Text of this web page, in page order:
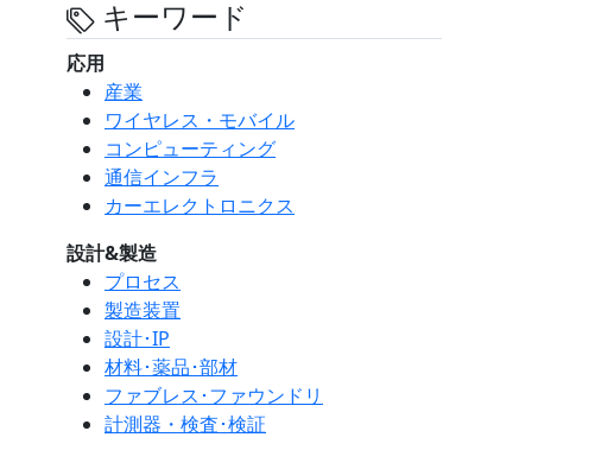
キーワード
応用
産業
ワイヤレス・モバイル
コンピューティング
通信インフラ
カーエレクトロニクス
設計&製造
プロセス
製造装置
設計･IP
材料･薬品･部材
ファブレス･ファウンドリ
計測器・検査･検証